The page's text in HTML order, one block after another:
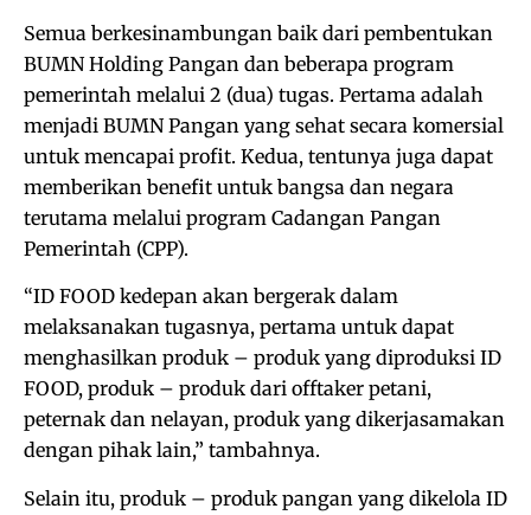
Semua berkesinambungan baik dari pembentukan
BUMN Holding Pangan dan beberapa program
pemerintah melalui 2 (dua) tugas. Pertama adalah
menjadi BUMN Pangan yang sehat secara komersial
untuk mencapai profit. Kedua, tentunya juga dapat
memberikan benefit untuk bangsa dan negara
terutama melalui program Cadangan Pangan
Pemerintah (CPP).
“ID FOOD kedepan akan bergerak dalam
melaksanakan tugasnya, pertama untuk dapat
menghasilkan produk – produk yang diproduksi ID
FOOD, produk – produk dari offtaker petani,
peternak dan nelayan, produk yang dikerjasamakan
dengan pihak lain,” tambahnya.
Selain itu, produk – produk pangan yang dikelola ID